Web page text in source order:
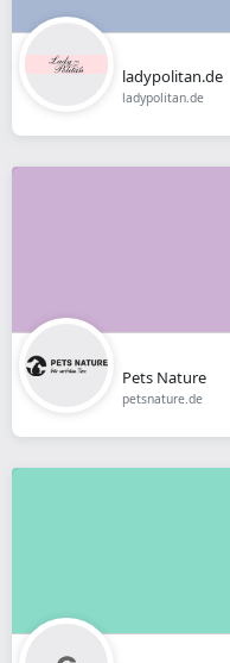
ladypolitan.de
ladypolitan.de
Pets Nature
petsnature.de